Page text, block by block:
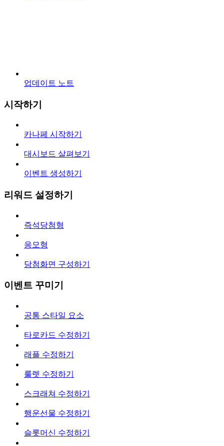
업데이트 노트
시작하기
카나페 시작하기
대시보드 살펴보기
이벤트 생성하기
리워드 설정하기
즉석당첨형
응모형
당첨화면 구성하기
이벤트 꾸미기
공통 스타일 요소
타로카드 수정하기
래플 수정하기
룰렛 수정하기
스크래쳐 수정하기
행운선물 수정하기
슬롯머신 수정하기